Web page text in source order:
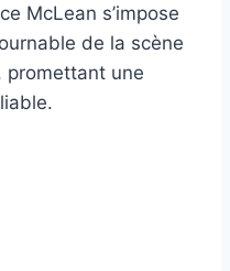
McLean s’impose
de la scène
promettant une